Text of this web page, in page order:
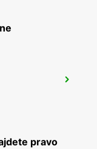
pravo